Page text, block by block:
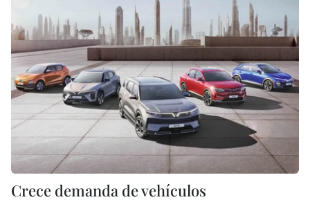
Crece demanda de vehículos